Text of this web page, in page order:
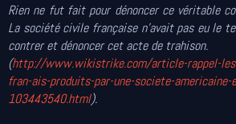
Rien ne fut fait pour dénoncer ce véritable
La société civile française n’avait pas eu le
contrer et dénoncer cet acte de trahison.
(http://www.wikistrike.com/article-rappel-
fran-ais-produits-par-une-societe-
103443540.html).